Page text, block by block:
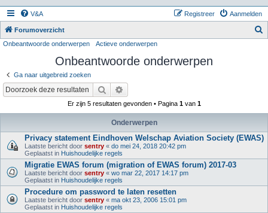
V&A Aanmelden
Registreer
Forumoverzicht
Onbeantwoorde onderwerpen Actieve onderwerpen
Onbeantwoorde onderwerpen
Ga naar uitgebreid zoeken
Zoek
Er zijn 5 resultaten gevonden • Pagina 1van 1
Onderwerpen
Privacy statement Eindhoven Welschap Aviation Society (EWAS)
Laatste bericht door sentry « do mei 24, 2018 20:42 pm
Geplaatst in Huishoudelijke regels
Migratie EWAS forum (migration of EWAS forum) 2017-03
Laatste bericht door sentry « wo mar 22, 2017 14:17 pm
Geplaatst in Huishoudelijke regels
Procedure om password te laten resetten
Laatste bericht door sentry « ma okt 23, 2006 15:01 pm
Geplaatst in Huishoudelijke regels